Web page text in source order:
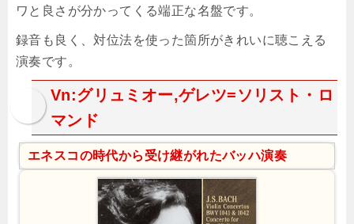
ワと良さが分かってくる端正な名盤です。
録音も良く、対位法を使った箇所がきれいに聴こえる
演奏です。
Vn:グリュミオー,ゲレツ=ソリスト・ロ
マンド
エネスコの時代から受け継がれたバッハ演奏